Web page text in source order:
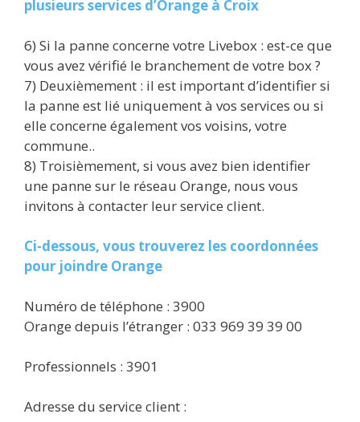
plusieurs services d’Orange à Croix
6) Si la panne concerne votre Livebox : est-ce que
vous avez vérifié le branchement de votre box ?
7) Deuxièmement : il est important d’identifier si
la panne est lié uniquement à vos services ou si
elle concerne également vos voisins, votre
commune..
8) Troisièmement, si vous avez bien identifier
une panne sur le réseau Orange, nous vous
invitons à contacter leur service client.
Ci-dessous, vous trouverez les coordonnées
pour joindre Orange
Numéro de téléphone : 3900
Orange depuis l’étranger : 033 969 39 39 00
Professionnels : 3901
Adresse du service client :